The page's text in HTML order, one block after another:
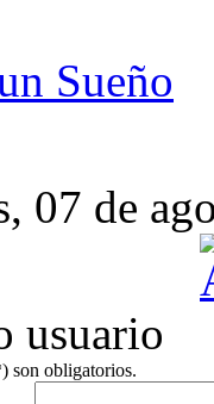
Sueño
07 de
usuario
son obligatorios.